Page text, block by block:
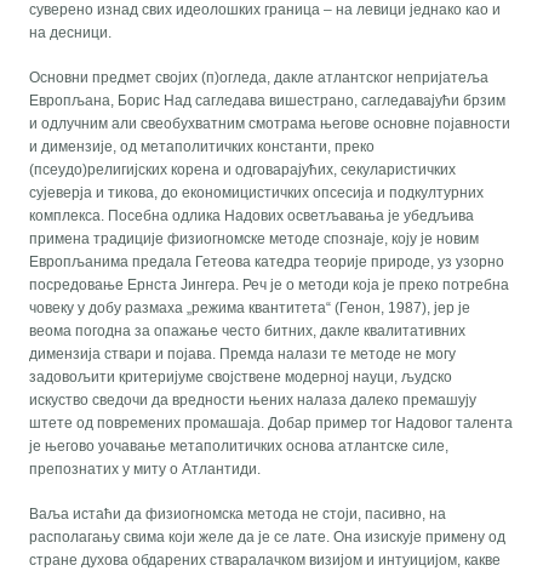
суверено изнад свих идеолошких граница – на левици једнако као и
на десници.
Основни предмет својих (п)огледа, дакле атлантског непријатеља
Европљана, Борис Над сагледава вишестрано, сагледавајући брзим
и одлучним али свеобухватним смотрама његове основне појавности
и димензије, од метаполитичких константи, преко
(псеудо)религијских корена и одговарајућих, секуларистичких
сујеверја и тикова, до економицистичких опсесија и подкултурних
комплекса. Посебна одлика Надових осветљавања је убедљива
примена традиције физиогномске методе спознаје, коју је новим
Европљанима предала Гетеова катедра теорије природе, уз узорно
посредовање Ернста Јингера. Реч је о методи која је преко потребна
човеку у добу размаха „режима квантитета“ (Генон, 1987), јер је
веома погодна за опажање често битних, дакле квалитативних
димензија ствари и појава. Премда налази те методе не могу
задовољити критеријуме својствене модерној науци, људско
искуство сведочи да вредности њених налаза далеко премашују
штете од повремених промашаја. Добар пример тог Надовог талента
је његово уочавање метаполитичких основа атлантске силе,
препознатих у миту о Атлантиди.
Ваља истаћи да физиогномска метода не стоји, пасивно, на
располагању свима који желе да је се лате. Она изискује примену од
стране духова обдарених стваралачком визијом и интуицијом, какве